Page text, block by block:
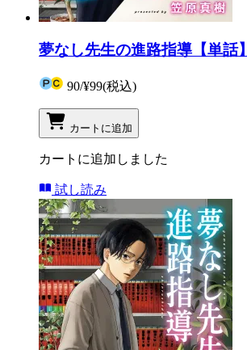
夢なし先生の進路指導【単話
90/¥99(税込)
カートに追加
カートに追加しました
試し読み